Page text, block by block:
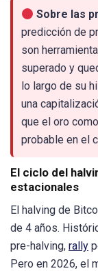
Sobre las
predicción de
son
superado y
lo largo de su
una
que el oro
probable en el
El ciclo del
estacionales
El halving de
de 4 años.
pre-halving, rally
Pero en 2026, el